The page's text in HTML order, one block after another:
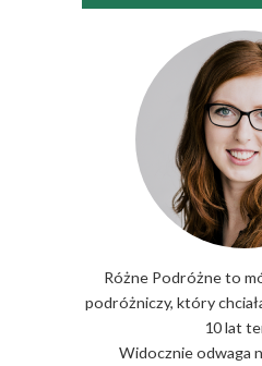
Różne Podróżne to
podróżniczy, który
10 lat
Widocznie odwaga